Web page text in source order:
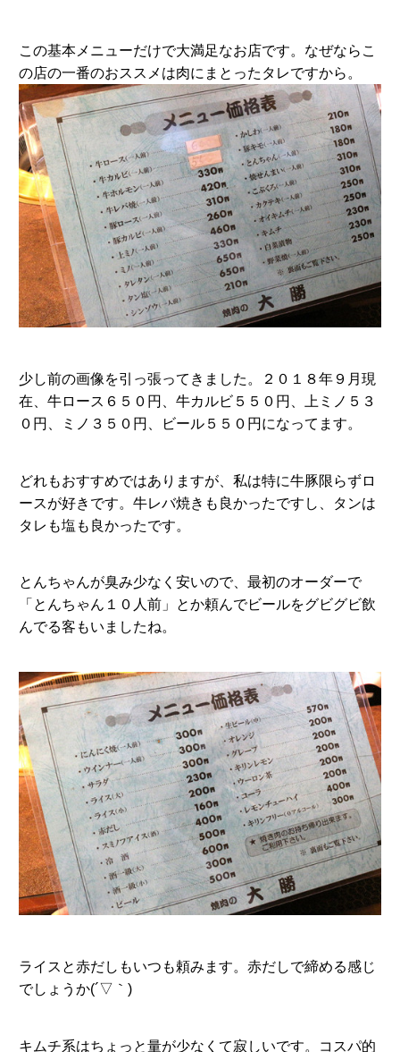
この基本メニューだけで大満足なお店です。なぜならこ
の店の一番のおススメは肉にまとったタレですから。
少し前の画像を引っ張ってきました。２０１８年９月現
在、牛ロース６５０円、牛カルビ５５０円、上ミノ５３
０円、ミノ３５０円、ビール５５０円になってます。
どれもおすすめではありますが、私は特に牛豚限らずロ
ースが好きです。牛レバ焼きも良かったですし、タンは
タレも塩も良かったです。
とんちゃんが臭み少なく安いので、最初のオーダーで
「とんちゃん１０人前」とか頼んでビールをグビグビ飲
んでる客もいましたね。
ライスと赤だしもいつも頼みます。赤だしで締める感じ
でしょうか(´▽｀)
キムチ系はちょっと量が少なくて寂しいです。コスパ的